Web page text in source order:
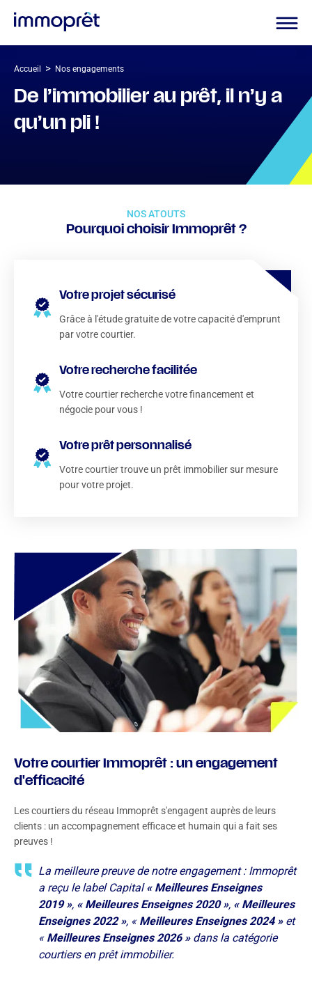
Accueil > Nos engagements
De l’immobilier au prêt, il n’y a
qu’un pli !
NOS ATOUTS
Pourquoi choisir Immoprêt ?
Votre projet sécurisé
Grâce à l'étude gratuite de votre capacité d'emprunt
par votre courtier.
Votre recherche facilitée
Votre courtier recherche votre financement et
négocie pour vous !
Votre prêt personnalisé
Votre courtier trouve un prêt immobilier sur mesure
pour votre projet.
Votre courtier Immoprêt : un engagement
d'efficacité
Les courtiers du réseau Immoprêt s'engagent auprès de leurs
clients : un accompagnement efficace et humain qui a fait ses
preuves !
La meilleure preuve de notre engagement : Immoprêt
a reçu le label Capital« Meilleures Enseignes
2019 », « Meilleures Enseignes 2020 », « Meilleures
Enseignes 2022 », «Meilleures Enseignes 2024 »et
«Meilleures Enseignes 2026 »dans la catégorie
courtiers en prêt immobilier.